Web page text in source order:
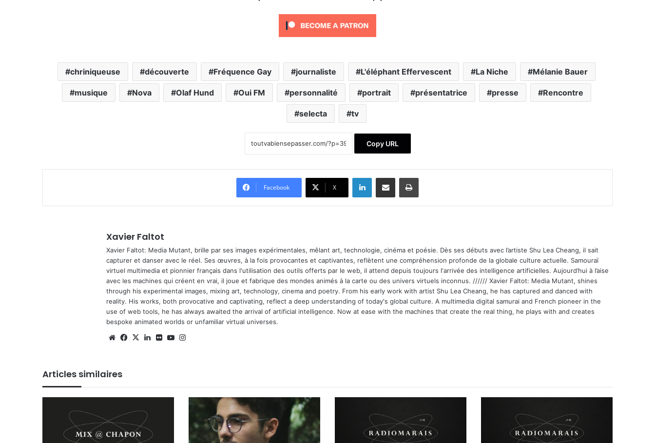
chriniqueuse découverte Fréquence Gay journaliste L'éléphant Effervescent La Niche Mélanie Bauer
musique Nova Olaf Hund Oui FM personnalité portrait présentatrice presse Rencontre
selecta tv
Copy URL
Facebook X
Xavier Faltot
Xavier Faltot: Media Mutant, brille par ses images expérimentales, mêlant art, technologie, cinéma et poésie. Dès ses débuts avec l’artiste Shu Lea Cheang, il sait
capturer et danser avec le réel. Ses œuvres, à la fois provocantes et captivantes, reflètent une compréhension profonde de la globale culture actuelle. Samouraï
virtuel multimedia et pionnier français dans l'utilisation des outils offerts par le web, il attend depuis toujours l'arrivée des intelligence artificielles. Aujourd’hui à l’aise
avec les machines qui créent en vrai, il joue et fabrique des mondes animés à la carte ou des univers virtuels inconnus. ////// Xavier Faltot: Media Mutant, shines
through his experimental images, mixing art, technology, cinema and poetry. From his early work with artist Shu Lea Cheang, he has captured and danced with
reality. His works, both provocative and captivating, reflect a deep understanding of today's global culture. A multimedia digital samurai and French pioneer in the
use of web tools, he has always awaited the arrival of artificial intelligence. Now at ease with the machines that create the real thing, he plays with and creates
bespoke animated worlds or unfamiliar virtual universes.
We Fa
X
Lin Fli Yo
Articles similaires